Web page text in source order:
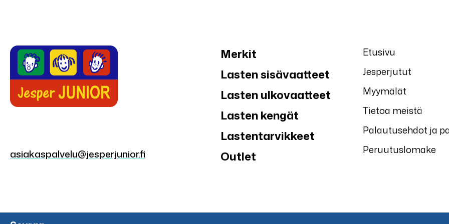
asiakaspalvelu@jesperjunior.fi
Merkit
Lasten sisävaatteet
Lasten ulkovaatteet
Lasten kengät
Lastentarvikkeet
Outlet
Etusivu
Jesperjutut
Myymälät
Tietoa meistä
Palautusehdot ja
Peruutuslomake